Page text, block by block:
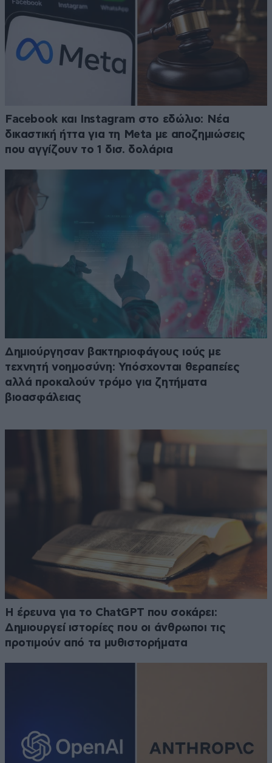
Facebook και Instagram στο εδώλιο: Νέα
δικαστική ήττα για τη Meta με αποζημιώσεις
που αγγίζουν το 1 δισ. δολάρια
Δημιούργησαν βακτηριοφάγους ιούς με
τεχνητή νοημοσύνη: Υπόσχονται θεραπείες
αλλά προκαλούν τρόμο για ζητήματα
βιοασφάλειας
H έρευνα για το ChatGPT που σοκάρει:
Δημιουργεί ιστορίες που οι άνθρωποι τις
προτιμούν από τα μυθιστορήματα